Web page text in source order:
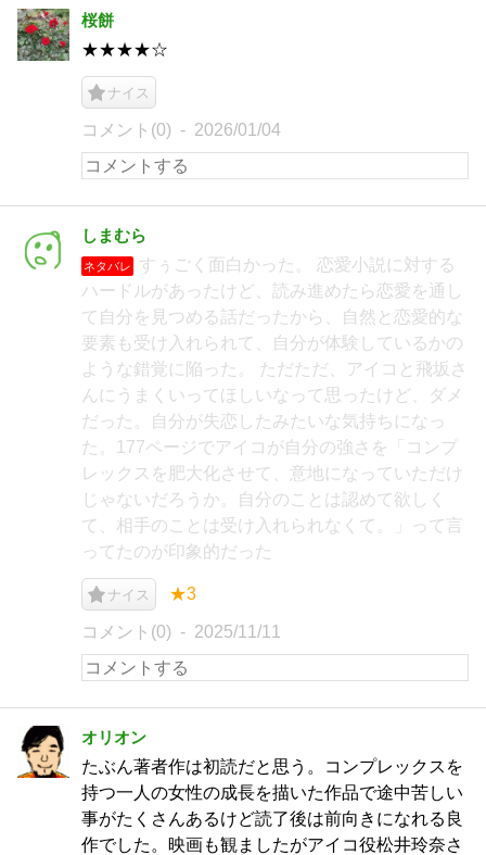
桜餅
★★★★☆
ナイス
コメント(0) 2026/01/04
しまむら
ネタバレ
すぅごく面白かった。 恋愛小説に対する
ハードルがあったけど、読み進めたら恋愛を通し
て自分を見つめる話だったから、自然と恋愛的な
要素も受け入れられて、自分が体験しているかの
ような錯覚に陥った。 ただただ、アイコと飛坂さ
んにうまくいってほしいなって思ったけど、ダメ
だった。自分が失恋したみたいな気持ちになっ
た。177ページでアイコが自分の強さを「コンプ
レックスを肥大化させて、意地になっていただけ
じゃないだろうか。自分のことは認めて欲しく
て、相手のことは受け入れられなくて。」って言
ってたのが印象的だった
ナイス ★3
コメント(0) 2025/11/11
オリオン
たぶん著者作は初読だと思う。コンプレックスを
持つ一人の女性の成長を描いた作品で途中苦しい
事がたくさんあるけど読了後は前向きになれる良
作でした。映画も観ましたがアイコ役松井玲奈さ